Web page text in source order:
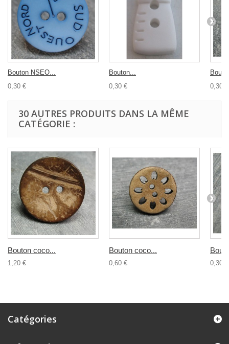
Bouton NSEO...
0,30 €
Bouton...
0,30 €
0,30 €
30 AUTRES PRODUITS DANS LA MÊME
CATÉGORIE :
Bouton coco...
1,20 €
Bouton coco...
0,60 € 0,30 €
Catégories